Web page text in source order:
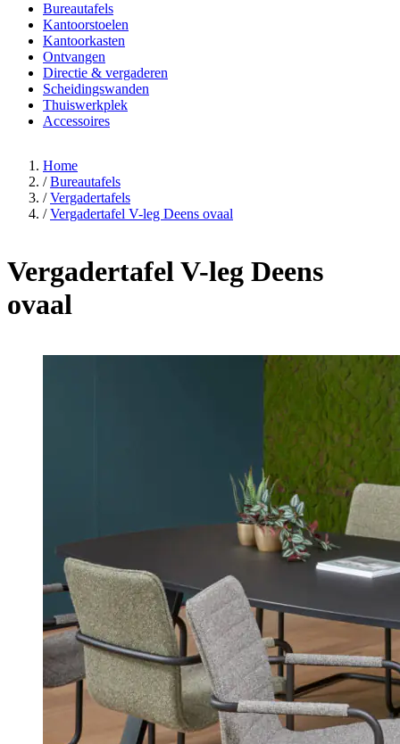
Bureautafels
Kantoorstoelen
Kantoorkasten
Ontvangen
Directie & vergaderen
Scheidingswanden
Thuiswerkplek
Accessoires
Home
/ Bureautafels
/ Vergadertafels
/ Vergadertafel V-leg Deens ovaal
Vergadertafel V-leg Deens
ovaal